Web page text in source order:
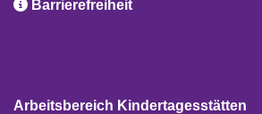
 Barrierefreiheit
Arbeitsbereich Kindertagesstätten